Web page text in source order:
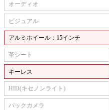
オーディオ
ビジュアル
アルミホイール：15インチ
革シート
キーレス
HID(キセノンライト)
バックカメラ